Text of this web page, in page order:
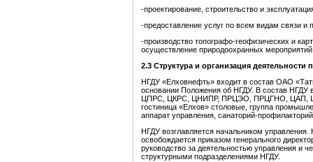
-проектирование, строительство и
-предоставление услуг по всем видам связи и
-производство топографо-геофизических и
осуществление природоохранных
2.3 Структура и организация деятельности
НГДУ «Елховнефть» входит в состав ОАО
основании Положения об НГДУ. В состав
ЦПРС, ЦКРС, ЦНИПР, ПРЦЭО, ПРЦГНО, ЦАП,
гостиница «Елхов» столовые, группа
аппарат управления, санаторий-
НГДУ возглавляется начальником
освобождается приказом генерального
руководство за деятельностью управления и
структурными подразделениями НГДУ.